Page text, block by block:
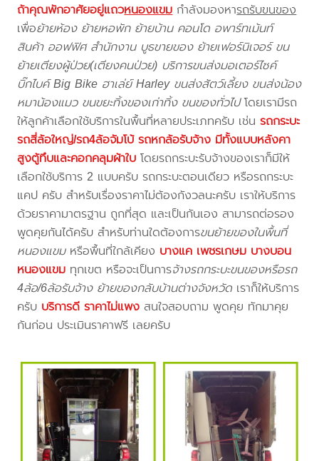
ถ้าคุณพักอาศัยอยู่แถวหนองแขมกำลังมองหารถรับขนของ
เพื่อย้ายห้อง ย้ายหอพัก ย้ายบ้าน คอนโด อพาร์ทเม้นท์
สินค้า ออฟฟิศ สำนักงาน บูธขายของ ย้ายเฟอร์นิเจอร์ ขน
ย้ายเตียงผู้ป่วย(เตียงคนป่วย) บริการขนส่งมอเตอร์ไซค์
บิ๊กไบค์ Big Bike ฮาเล่ย์ Harley ขนส่งสัตว์เลี้ยง ขนส่งน้อง
หมาน้องแมว ขนขยะทิ้งของเก่าทิ้ง ขนของทั่วไปโดยเรามีรถ
ให้ลูกค้าเลือกใช้บริการในพื้นที่หลายประเภทครับ เช่นรถกระบะ
รถสี่ล้อใหญ่/รถ4ล้อจัมโบ้ รถหกล้อรับจ้าง มีทั้งแบบหลังคา
สูงตู้ทึบและคอกคลุมผ้าใบ โดยรถกระบะรับจ้างของเราก็มีให้
เลือกใช้บริการ 2 แบบครับ รถกระบะตอนเดียว หรือรถกระบะ
แคป ครับ สำหรับเรื่องราคาไม่ต้องกังวลนะครับ เราให้บริการ
ด้วยราคามาตรฐาน ถูกที่สุด และเป็นกันเอง สามารถต่อรอง
พูดคุยกันได้ครับ สำหรับท่านใดต้องการขนย้ายของในพื้นที่
หนองแขมหรือพื้นที่ใกล้เคียง บางแค เพชรเกษม บางบอน
หนองแขม ทุกเขต หรือจะเป็นการจ้างรถกระบะขนของหรือรถ
4ล้อ/6ล้อรับจ้าง ย้ายของกลับบ้านต่างจังหวัด เราก็ให้บริการ
ครับ บริการดี ราคาไม่แพง สนใจสอบถาม พูดคุย ทักมาคุย
กันก่อน ประเมินราคาฟรี เลยครับ